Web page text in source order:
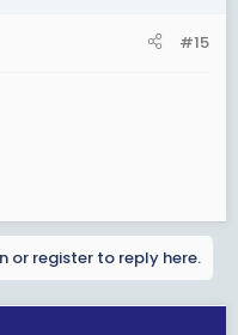
#15
or register to reply here.